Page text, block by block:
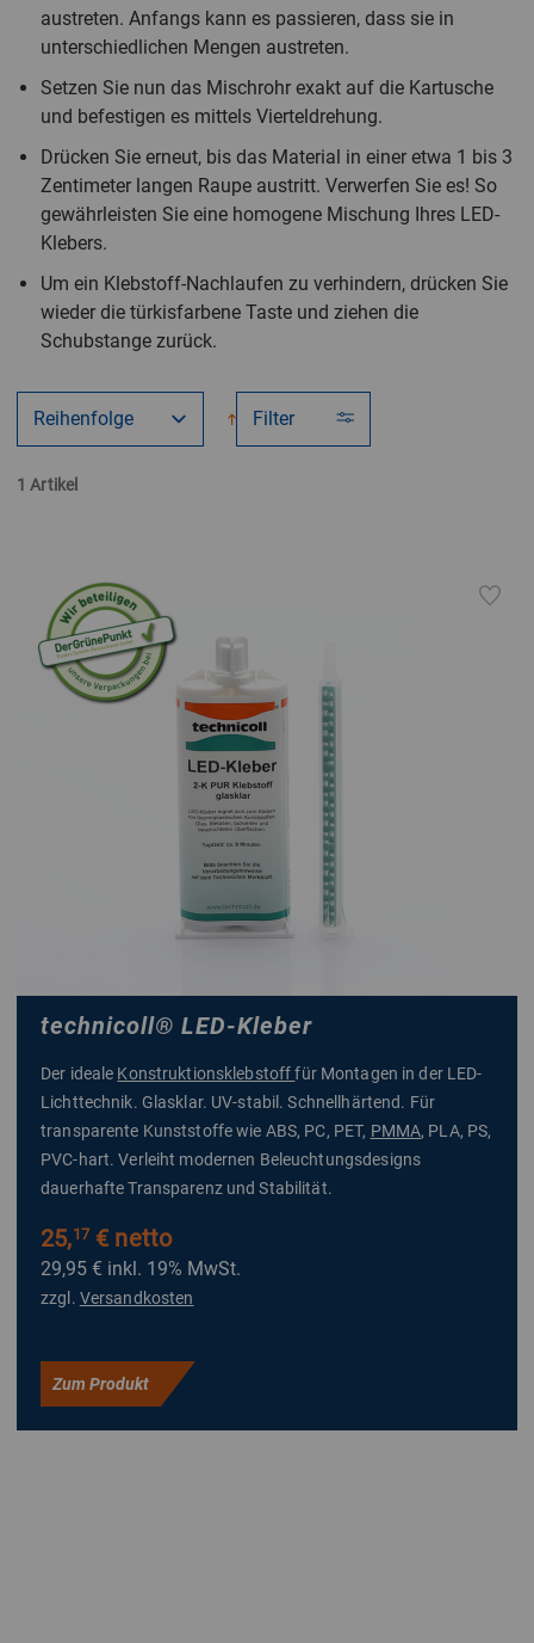
austreten. Anfangs kann es passieren, dass sie in
unterschiedlichen Mengen austreten.
Setzen Sie nun das Mischrohr exakt auf die Kartusche
und befestigen es mittels Vierteldrehung.
Drücken Sie erneut, bis das Material in einer etwa 1 bis 3
Zentimeter langen Raupe austritt. Verwerfen Sie es! So
gewährleisten Sie eine homogene Mischung Ihres LED-
Klebers.
Um ein Klebstoff-Nachlaufen zu verhindern, drücken Sie
wieder die türkisfarbene Taste und ziehen die
Schubstange zurück.
Filter
1 Artikel
technicoll® LED-Kleber
Der ideale Konstruktionsklebstofffür Montagen in der LED-
Lichttechnik. Glasklar. UV-stabil. Schnellhärtend. Für
transparente Kunststoffe wie ABS, PC, PET, PMMA, PLA, PS,
PVC-hart. Verleiht modernen Beleuchtungsdesigns
dauerhafte Transparenz und Stabilität.
25,17€ netto
29,95 € inkl. 19% MwSt.
zzgl. Versandkosten
Zum Produkt